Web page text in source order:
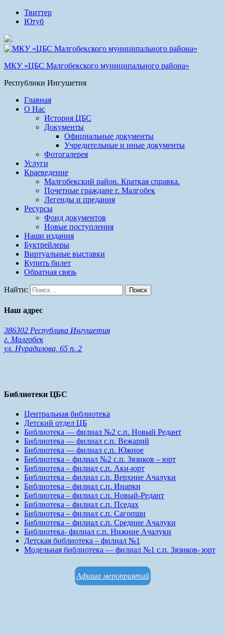
Твиттер
Ютуб
МКУ «ЦБС Малгобекского муниципального района»
Республики Ингушетия
Главная
О Нас
История ЦБС
Документы
Официальные документы
Учредительные и иные документы
Фотогалерея
Услуги
Краеведение
Малгобекский район. Краткая справка.
Почетные граждане г. Малгобек
Легенды и предания
Ресурсы
Фонд документов
Новые поступления
Наши издания
Буктрейлеры
Виртуальные выставки
Купить билет
Обратная связь
Найти:
Наш адрес
386302 Республика Ингушетия
г. Малгобек
ул. Нурадилова, 65 п. 2
Библиотеки ЦБС
Центральная библиотека
Детский отдел ЦБ
Библиотека — филиал №2 с.п. Новый Редант
Библиотека — филиал с.п. Вежарий
Библиотека — филиал с.п. Южное
Библиотека – филиал №2 с.п. Зязиков – юрт
Библиотека – филиал с.п. Аки-юрт
Библиотека – филиал с.п. Верхние Ачалуки
Библиотека – филиал с.п. Инарки
Библиотека – филиал с.п. Новый-Редант
Библиотека – филиал с.п. Пседах
Библиотека – филиал с.п. Сагопши
Библиотека – филиал с.п. Средние Ачалуки
Библиотека- филиал с.п. Нижние Ачалуки
Детская библиотека – филиал №1
Модельная библиотека — филиал №1 с.п. Зязиков- юрт
Афиша мероприятий